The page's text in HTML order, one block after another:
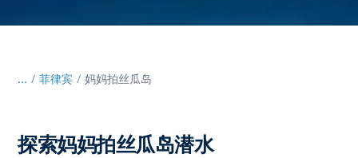
... / 菲律宾 妈妈拍丝瓜岛
探索妈妈拍丝瓜岛潜水